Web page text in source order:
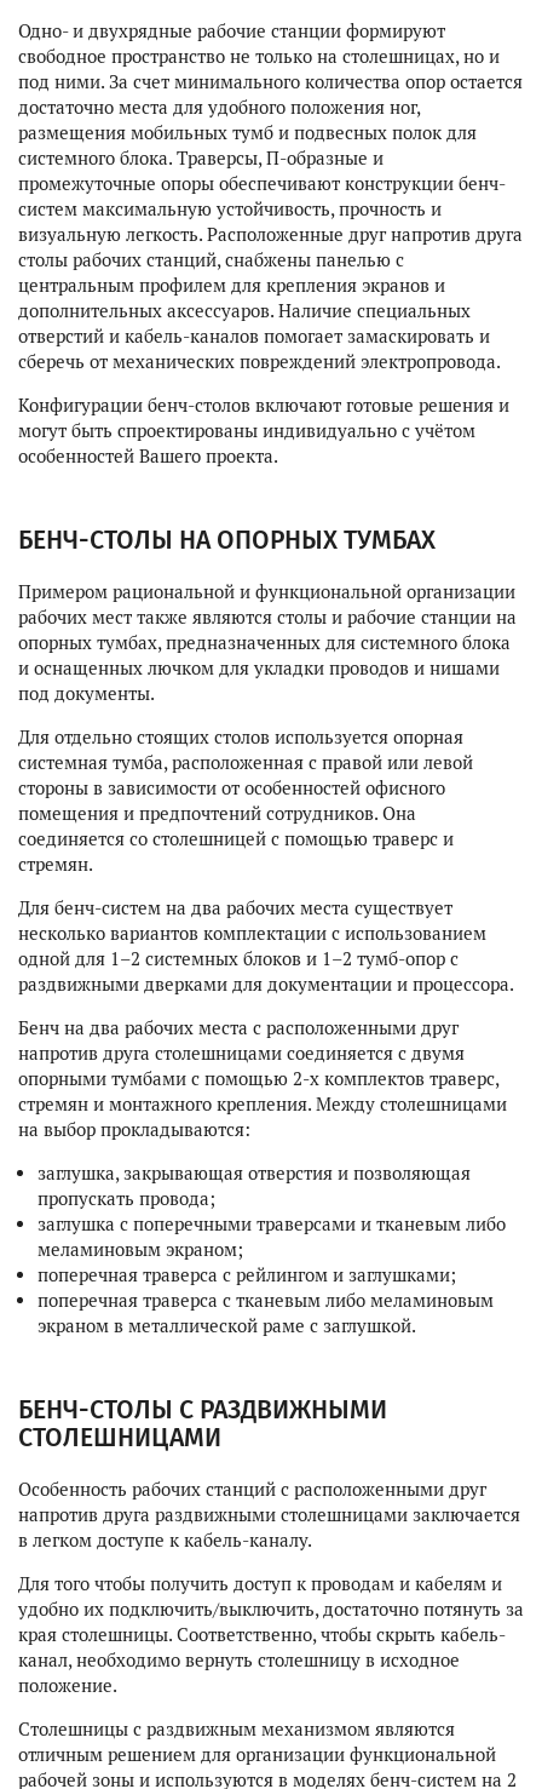
Одно- и двухрядные рабочие станции формируют
свободное пространство не только на столешницах, но и
под ними. За счет минимального количества опор остается
достаточно места для удобного положения ног,
размещения мобильных тумб и подвесных полок для
системного блока. Траверсы, П-образные и
промежуточные опоры обеспечивают конструкции бенч-
систем максимальную устойчивость, прочность и
визуальную легкость. Расположенные друг напротив друга
столы рабочих станций, снабжены панелью с
центральным профилем для крепления экранов и
дополнительных аксессуаров. Наличие специальных
отверстий и кабель-каналов помогает замаскировать и
сберечь от механических повреждений электропровода.
Конфигурации бенч-столов включают готовые решения и
могут быть спроектированы индивидуально с учётом
особенностей Вашего проекта.
БЕНЧ-СТОЛЫ НА ОПОРНЫХ ТУМБАХ
Примером рациональной и функциональной организации
рабочих мест также являются столы и рабочие станции на
опорных тумбах, предназначенных для системного блока
и оснащенных лючком для укладки проводов и нишами
под документы.
Для отдельно стоящих столов используется опорная
системная тумба, расположенная с правой или левой
стороны в зависимости от особенностей офисного
помещения и предпочтений сотрудников. Она
соединяется со столешницей с помощью траверс и
стремян.
Для бенч-систем на два рабочих места существует
несколько вариантов комплектации с использованием
одной для 1–2 системных блоков и 1–2 тумб-опор с
раздвижными дверками для документации и процессора.
Бенч на два рабочих места с расположенными друг
напротив друга столешницами соединяется с двумя
опорными тумбами с помощью 2-х комплектов траверс,
стремян и монтажного крепления. Между столешницами
на выбор прокладываются:
заглушка, закрывающая отверстия и позволяющая
пропускать провода;
заглушка с поперечными траверсами и тканевым либо
меламиновым экраном;
поперечная траверса с рейлингом и заглушками;
поперечная траверса с тканевым либо меламиновым
экраном в металлической раме с заглушкой.
БЕНЧ-СТОЛЫ С РАЗДВИЖНЫМИ
СТОЛЕШНИЦАМИ
Особенность рабочих станций с расположенными друг
напротив друга раздвижными столешницами заключается
в легком доступе к кабель-каналу.
Для того чтобы получить доступ к проводам и кабелям и
удобно их подключить/выключить, достаточно потянуть за
края столешницы. Соответственно, чтобы скрыть кабель-
канал, необходимо вернуть столешницу в исходное
положение.
Столешницы с раздвижным механизмом являются
отличным решением для организации функциональной
рабочей зоны и используются в моделях бенч-систем на 2